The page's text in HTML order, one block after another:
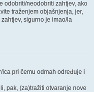
odobriti/neodobriti zahtjev, ako
traženjem objašnjenja, jer,
sigurno je imao/la
pri čemu odmah određuje i
pak, (za)tražiti otvaranje nove